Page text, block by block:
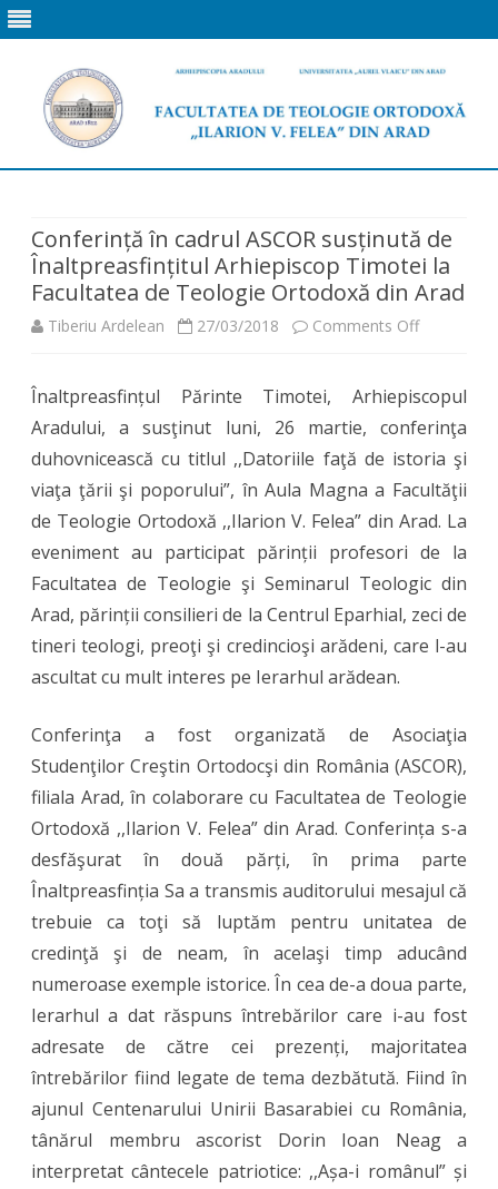
Conferință în cadrul ASCOR susținută de
Înaltpreasfințitul Arhiepiscop Timotei la
Facultatea de Teologie Ortodoxă din Arad
Tiberiu Ardelean 27/03/2018 Comments Offon
în
cadrul
ASCOR
susținută
de
de
Teologie
Ortodoxă
Arad
Înaltpreasfințul Părinte Timotei, Arhiepiscopul
Aradului, a susţinut luni, 26 martie, conferinţa
duhovnicească cu titlul ,,Datoriile faţă de istoria şi
viaţa ţării şi poporului”, în Aula Magna a Facultăţii
de Teologie Ortodoxă ,,Ilarion V. Felea” din Arad. La
eveniment au participat părinții profesori de la
Facultatea de Teologie şi Seminarul Teologic din
Arad, părinții consilieri de la Centrul Eparhial, zeci de
tineri teologi, preoţi şi credincioşi arădeni, care l-au
ascultat cu mult interes pe Ierarhul arădean.
Conferinţa a fost organizată de Asociaţia
Studenţilor Creştin Ortodocşi din România (ASCOR),
filiala Arad, în colaborare cu Facultatea de Teologie
Ortodoxă ,,Ilarion V. Felea” din Arad. Conferința s-a
desfăşurat în două părți, în prima parte
Înaltpreasfinția Sa a transmis auditorului mesajul că
trebuie ca toţi să luptăm pentru unitatea de
credinţă şi de neam, în acelaşi timp aducând
numeroase exemple istorice. În cea de-a doua parte,
Ierarhul a dat răspuns întrebărilor care i-au fost
adresate de către cei prezenți, majoritatea
întrebărilor fiind legate de tema dezbătută. Fiind în
ajunul Centenarului Unirii Basarabiei cu România,
tânărul membru ascorist Dorin Ioan Neag a
interpretat cântecele patriotice: ,,Așa-i românul” și